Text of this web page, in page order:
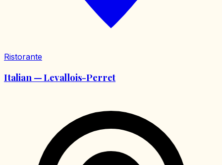
Ristorante
Italian — Levallois-Perret